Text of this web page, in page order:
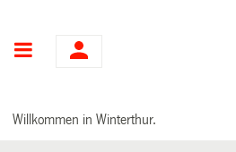
Hauptnavigation
Willkommen in Winterthur.